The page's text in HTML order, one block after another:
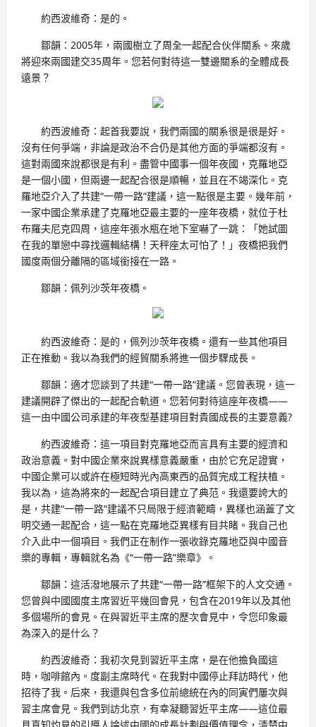
約西波維奇：是的。
鄒韻：2005年，兩國樹立了周全一起配合伙伴關系。來歲
將迎來兩國建交35周年。您若何對待這一雙邊關系的全體成長
遠景？
約西波維奇：起首我要說，我們兩國的關系很是很是好。
沒有任何爭端，非論是政治不合仍是其他方面的爭端都沒有。
這對兩國來說都很是有利。盡管中國事一個年夜國，克羅地亞
是一個小國，但兩邊一起配合很是順暢，並且在不竭深化。克
羅地亞介入了共建“一帶一路”建議，這一點很是主要。幾年前，
一家中國企業承建了克羅地亞最主要的一座年夜橋，就位于杜
布羅夫尼克四周，這座年張水瓶在地下室嚇了一跳：「她試圖
在我的單戀中尋找邏輯結構！天秤座太可怕了！」夜橋把我們
國度兩個分離隔的區域銜接在一路。
鄒韻：佩列沙茨年夜橋。
約西波維奇：是的，佩列沙茨年夜橋。還有一些其他項目
正在推動。我以為我們的經貿關系將進一個步驟成長。
鄒韻：適才您談到了共建“一帶一路”建議。您曾表現，這一
建議開辟了傑出的一起配合軌道。您若何對待這座年夜橋——
這一由中國公司承建的年夜型基建項目對貴國成長的主要意義?
約西波維奇：這一項目對克羅地亞而言具有主要的經濟和
政治意義。對中國企業來說異樣意義嚴重，由於它充足證實，
中國企業可以或許在極短時光內高東西的品質完成工程扶植。
我以為，這為將來的一起配合項目建立了典范。我還要誇大的
是，共建“一帶一路”建議不只局限于經濟範疇，異樣也涵蓋了文
明交通一起配合，這一點在克羅地亞異樣有目共睹。我自己也
介入此中一個項目。我們正在制作一張收錄克羅地亞與中國音
樂的專輯，專輯就名為《“一帶一路”樂章》。
鄒韻：這活潑地展示了共建“一帶一路”框架下的人文交通。
您曾與中國國度主席習近平幾回會見，包含在2019年以及其他
多個場所的會見。在與習近平主席的歷次會見中，令您印象最
為深入的是什么？
約西波維奇：我初次見到習近平主席，是在他擔負國這
時，咖啡館內。度副主席時代。在我對中國停止拜訪時代，他
招待了我。后來，我還與包含多位前總統在內的同寅們屢次與
習主席會見。我們到訪北京，有幸凝聽習近平主席——這位最